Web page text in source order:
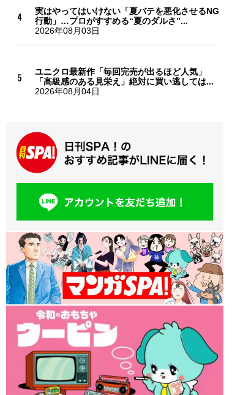
実はやってはいけない「夏バテを悪化させるNG
行動」…プロがすすめる“夏のダルさ”...
2026年08月03日
ユニクロ最新作「毎回完売が出るほど人気」
「高級感のある見栄え」絶対に買い逃しては...
2026年08月04日